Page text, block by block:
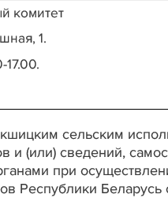
комитет
1.
17.00.
сельским
и (или) сведений,
при
Республики